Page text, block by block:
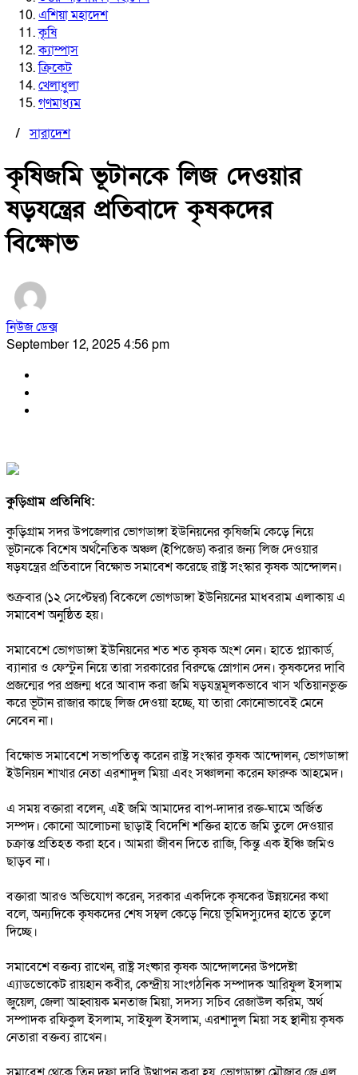
এশিয়া মহাদেশ
কৃষি
ক্যাম্পাস
ক্রিকেট
খেলাধুলা
গণমাধ্যম
/সারাদেশ
কৃষিজমি ভূটানকে লিজ দেওয়ার
ষড়যন্ত্রের প্রতিবাদে কৃষকদের
বিক্ষোভ
নিউজ ডেক্স
September 12, 2025 4:56 pm
‎কুড়িগ্রাম প্রতিনিধি:
‎কুড়িগ্রাম সদর উপজেলার ভোগডাঙ্গা ইউনিয়নের কৃষিজমি কেড়ে নিয়ে
ভূটানকে বিশেষ অর্থনৈতিক অঞ্চল (ইপিজেড) করার জন্য লিজ দেওয়ার
ষড়যন্ত্রের প্রতিবাদে বিক্ষোভ সমাবেশ করেছে রাষ্ট্র সংস্কার কৃষক আন্দোলন।
শুক্রবার (১২ সেপ্টেম্বর) বিকেলে ভোগডাঙ্গা ইউনিয়নের মাধবরাম এলাকায় এ
সমাবেশ অনুষ্ঠিত হয়।
‎সমাবেশে ভোগডাঙ্গা ইউনিয়নের শত শত কৃষক অংশ নেন। হাতে প্ল্যাকার্ড,
ব্যানার ও ফেস্টুন নিয়ে তারা সরকারের বিরুদ্ধে স্লোগান দেন। কৃষকদের দাবি
প্রজন্মের পর প্রজন্ম ধরে আবাদ করা জমি ষড়যন্ত্রমূলকভাবে খাস খতিয়ানভুক্ত
করে ভূটান রাজার কাছে লিজ দেওয়া হচ্ছে, যা তারা কোনোভাবেই মেনে
নেবেন না।
‎বিক্ষোভ সমাবেশে সভাপতিত্ব করেন রাষ্ট্র সংস্কার কৃষক আন্দোলন, ভোগডাঙ্গা
ইউনিয়ন শাখার নেতা এরশাদুল মিয়া এবং সঞ্চালনা করেন ফারুক আহমেদ।
‎এ সময় বক্তারা বলেন, এই জমি আমাদের বাপ-দাদার রক্ত-ঘামে অর্জিত
সম্পদ। কোনো আলোচনা ছাড়াই বিদেশি শক্তির হাতে জমি তুলে দেওয়ার
চক্রান্ত প্রতিহত করা হবে। আমরা জীবন দিতে রাজি, কিন্তু এক ইঞ্চি জমিও
ছাড়ব না।
‎বক্তারা আরও অভিযোগ করেন, সরকার একদিকে কৃষকের উন্নয়নের কথা
বলে, অন্যদিকে কৃষকদের শেষ সম্বল কেড়ে নিয়ে ভূমিদস্যুদের হাতে তুলে
দিচ্ছে।
‎সমাবেশে বক্তব্য রাখেন, রাষ্ট্র সংষ্কার কৃষক আন্দোলনের উপদেষ্টা
এ্যাডভোকেট রায়হান কবীর, কেন্দ্রীয় সাংগঠনিক সম্পাদক আরিফুল ইসলাম
জুয়েল, জেলা আহ্বায়ক মনতাজ মিয়া, সদস্য সচিব রেজাউল করিম, অর্থ
সম্পাদক রফিকুল ইসলাম, সাইফুল ইসলাম, এরশাদুল মিয়া সহ স্থানীয় কৃষক
নেতারা বক্তব্য রাখেন।